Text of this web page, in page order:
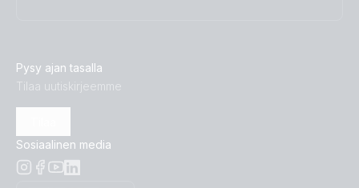
Pysy ajan tasalla
Tilaa uutiskirjeemme
Sosiaalinen media